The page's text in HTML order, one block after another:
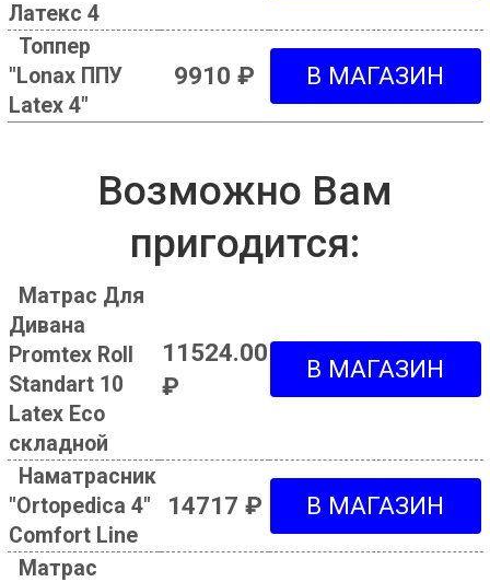
Латекс 4
Топпер
"Lonax ППУ
Latex 4"
9910 ₽
Возможно Вам
пригодится:
Матрас Для
Дивана
Promtex Roll
Standart 10
Latex Eco
складной
11524.00
₽
Наматрасник
"Ortopedica 4"
Comfort Line
14717 ₽
Матрас